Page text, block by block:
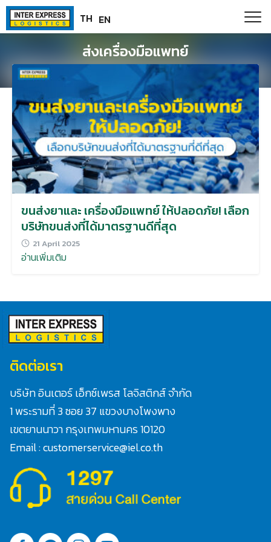
Paste this code as high in the of the page as possible:
content
TH EN
Search
ส่งเครื่องมือแพทย์
ขนส่งยาและ เครื่องมือแพทย์ ให้ปลอดภัย! เลือก
บริษัทขนส่งที่ได้มาตรฐานดีที่สุด
21 April 2025
อ่านเพิ่มเติม
ติดต่อเรา
บริษัท อินเตอร์ เอ็กซ์เพรส โลจิสติกส์ จำกัด
1 พระรามที่ 3 ซอย 37 แขวงบางโพงพาง
เขตยานนาวา กรุงเทพมหานคร 10120
Email : customerservice@iel.co.th